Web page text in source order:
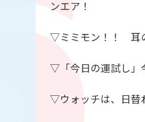
ンエア！
▽ミミモン！！ 耳
▽「今日の運試し」
▽ウォッチは、日替